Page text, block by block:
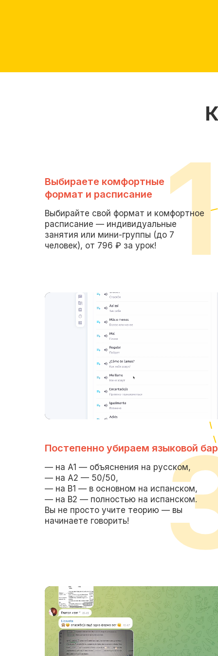
Постепенно убираем языковой
— на A1 — объяснения на русском,
— на A2 — 50/50,
— на B1 — в основном на испанском,
— на B2 — полностью на испанском.
Вы не просто учите теорию — вы
начинаете говорить!
Выбираете комфортные
формат и расписание
Выбирайте свой формат и комфортное
расписание — индивидуальные
занятия или мини-группы (до 7
человек), от 796 ₽ за урок!